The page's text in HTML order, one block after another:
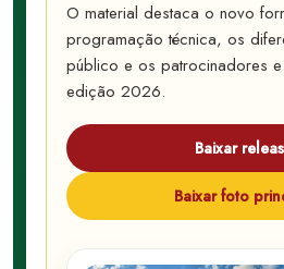
O material destaca o novo
programação técnica, os
público e os patrocinadores
edição 2026.
Baixar
Baixar foto